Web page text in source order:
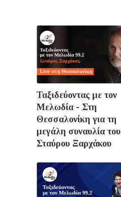
Ταξιδεύοντας με τον
Μελωδία - Στη
Θεσσαλονίκη για τη
μεγάλη συναυλία του
Σταύρου Ξαρχάκου